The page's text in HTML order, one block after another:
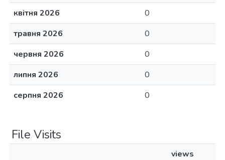
квітня 2026
0
травня 2026
0
червня 2026
0
липня 2026
0
серпня 2026
0
File Visits
views